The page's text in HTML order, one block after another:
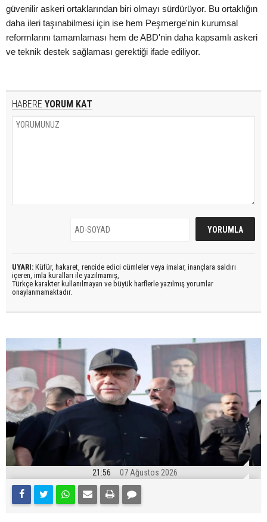
güvenilir askeri ortaklarından biri olmayı sürdürüyor. Bu ortaklığın
daha ileri taşınabilmesi için ise hem Peşmerge'nin kurumsal
reformlarını tamamlaması hem de ABD'nin daha kapsamlı askeri
ve teknik destek sağlaması gerektiği ifade ediliyor.
HABERE YORUM KAT
UYARI: Küfür, hakaret, rencide edici cümleler veya imalar, inançlara saldırı
içeren, imla kuralları ile yazılmamış,
Türkçe karakter kullanılmayan ve büyük harflerle yazılmış yorumlar
onaylanmamaktadır.
21:56 07 Ağustos 2026